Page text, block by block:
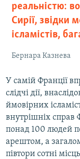
реальністю:
Сирії, звідки
ісламістів,
Бернара Казнева
У самій Франції
слідчі дії,
ймовірних
внутрішніх справ
понад 100 людей
арештом, а
півтори сотні